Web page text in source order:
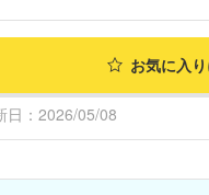
お気に入
：2026/05/08